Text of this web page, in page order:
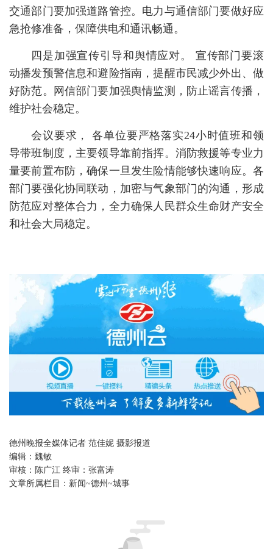
交通部门要加强道路管控。电力与通信部门要做好应
急抢修准备，保障供电和通讯畅通。
四是加强宣传引导和舆情应对。 宣传部门要滚
动播发预警信息和避险指南，提醒市民减少外出、做
好防范。网信部门要加强舆情监测，防止谣言传播，
维护社会稳定。
会议要求， 各单位要严格落实24小时值班和领
导带班制度，主要领导靠前指挥。消防救援等专业力
量要前置布防，确保一旦发生险情能够快速响应。各
部门要强化协同联动，加密与气象部门的沟通，形成
防范应对整体合力，全力确保人民群众生命财产安全
和社会大局稳定。
德州晚报全媒体记者 范佳妮 摄影报道
编辑： 魏敏
审核： 陈广江 终审：张富涛
文章所属栏目： 新闻~德州~城事